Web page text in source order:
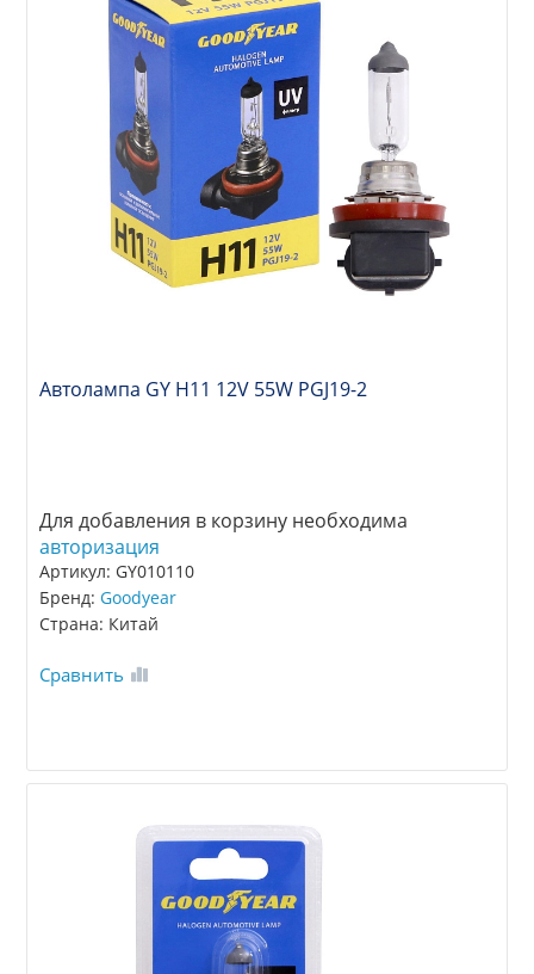
Автолампа GY Н11 12V 55W PGJ19-2
Для добавления в корзину необходима
авторизация
Артикул: GY010110
Бренд:Goodyear
Страна: Китай
Сравнить